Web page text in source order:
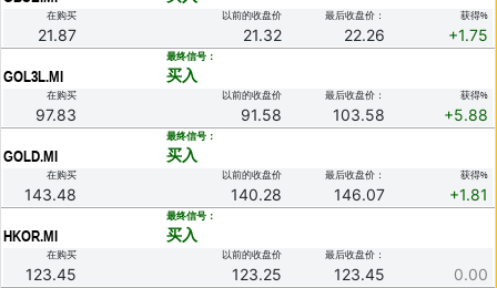
在购买
21.87
以前的收盘价
21.32
最后收盘价：
22.26
获得%
+1.75
GOL3L.MI
最终信号：
买入
在购买
97.83
以前的收盘价
91.58
最后收盘价：
103.58
获得%
+5.88
GOLD.MI
最终信号：
买入
在购买
143.48
以前的收盘价
140.28
最后收盘价：
146.07
获得%
+1.81
HKOR.MI
最终信号：
买入
在购买
123.45
以前的收盘价
123.25
最后收盘价：
123.45 0.00